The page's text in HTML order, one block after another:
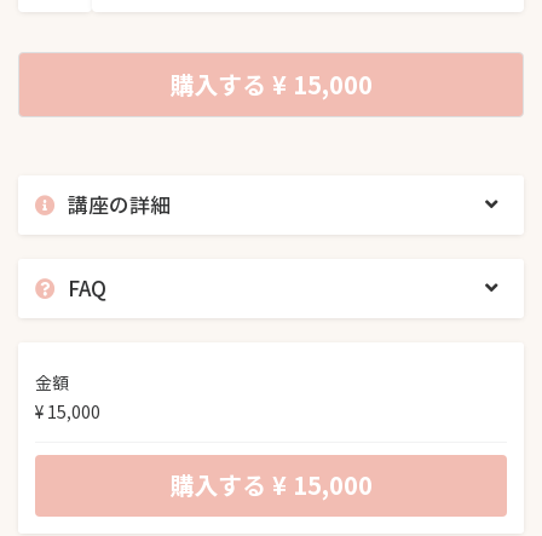
購入する ¥ 15,000
講座の詳細
FAQ
金額
¥ 15,000
購入する ¥ 15,000